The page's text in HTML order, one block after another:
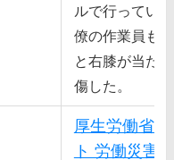
ルで⾏ってい
僚の作業員も
と右膝が当た
傷した。
厚生労働省
ト 労働災害